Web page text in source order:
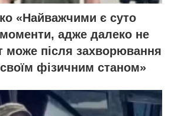
«Найважчими є суто
моменти, адже далеко не
може після захворювання
фізичним станом»